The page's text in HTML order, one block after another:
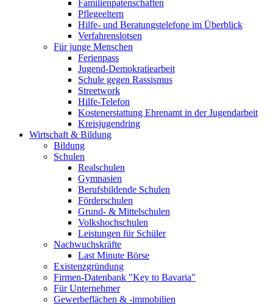
Familienpatenschaften
Pflegeeltern
Hilfe- und Beratungstelefone im Überblick
Verfahrenslotsen
Für junge Menschen
Ferienpass
Jugend-Demokratiearbeit
Schule gegen Rassismus
Streetwork
Hilfe-Telefon
Kostenerstattung Ehrenamt in der Jugendarbeit
Kreisjugendring
Wirtschaft & Bildung
Bildung
Schulen
Realschulen
Gymnasien
Berufsbildende Schulen
Förderschulen
Grund- & Mittelschulen
Volkshochschulen
Leistungen für Schüler
Nachwuchskräfte
Last Minute Börse
Existenzgründung
Firmen-Datenbank "Key to Bavaria"
Für Unternehmer
Gewerbeflächen & -immobilien